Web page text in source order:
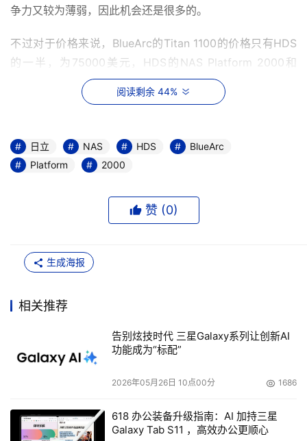
争力又较为薄弱，因此机会还是很多的。
不过对于价格来说，BlueArc的Titan 1100的价格只有HDS
的一半，为75000美元，HDS的NAS Platform 2000和
NAS Platform 2000 Nearline两款产品却都是以Titan
1100为基础的，因此很多存储专家对于HDS的产品表示了
对此HDS的表态是，其推出的产品不同之处是集成了
Hitachi HiCommand 软件，允许用户进行更好的存储和设
Universal Storage Platform V 系列提供的业界领先的块虚
制功能。
和块级存储虚拟化结合在一起是很不错的想法。他表
划很长时间了，但是现在BlueArc已经在考虑将他们付诸实
现的可能性了，不过尽管宣传上表示二者已经可以完美结合
了，但是实际上可能还是独立的，想要实现真正的集成我们
HDS公司表示新的平台将支持64位SCSI寻址功能，每个
阅读剩余 44%
日立 NAS HDS
BlueArc
Platform
2000
赞 (0)
生成海报
相关推荐
告别炫技时代 三星Galaxy系列让创新AI
功能成为“标配”
2026年05月26日 10点00分 1686
618 办公装备升级指南：AI 加持三星
Galaxy Tab S11 ，高效办公更顺心